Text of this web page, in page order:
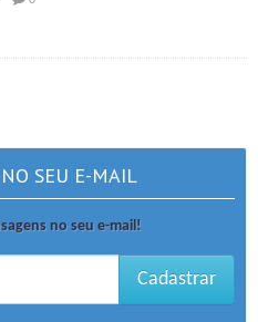
SEU E-MAIL
no seu e-mail!
Cadastrar